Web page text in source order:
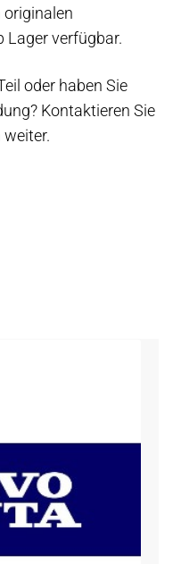
öffnen
öffnen
Lager verfügbar.
oder haben Sie
Kontaktieren Sie